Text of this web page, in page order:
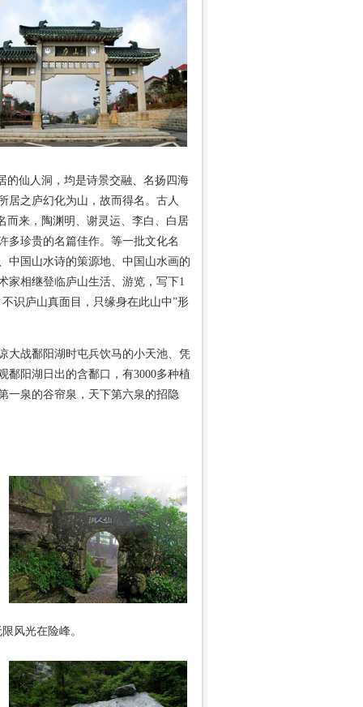
的仙人洞，均是诗景交融、名扬四海
居之庐幻化为山，故而得名。古人
而来，陶渊明、谢灵运、李白、白居
多珍贵的名篇佳作。等一批文化名
中国山水诗的策源地、中国山水画的
家相继登临庐山生活、游览，写下1
识庐山真面目，只缘身在此山中”形
战鄱阳湖时屯兵饮马的小天池、凭
鄱阳湖日出的含鄱口，有3000多种植
一泉的谷帘泉，天下第六泉的招隐
风光在险峰。